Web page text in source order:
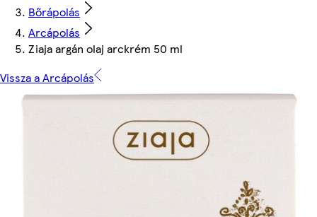
Bőrápolás
Arcápolás
Ziaja argán olaj arckrém 50 ml
Vissza a Arcápolás